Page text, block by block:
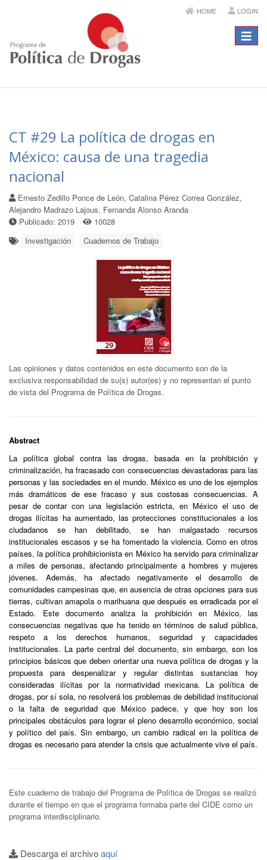
HOME LOGIN
Menú
CT #29 La política de drogas en
México: causa de una tragedia
nacional
Ernesto Zedillo Ponce de León, Catalina Pérez Correa González,
Alejandro Madrazo Lajous, Fernanda Alonso Aranda
Publicado: 2019
10028
Investigación
Cuadernos de Trabajo
Las opiniones y datos contenidos en este documento son de la
exclusiva responsabilidad de su(s) autor(es) y no representan el punto
de vista del Programa de Política de Drogas.
Abstract
La política global contra las drogas, basada en la prohibición y
criminalización, ha fracasado con consecuencias devastadoras para las
personas y las sociedades en el mundo. México es uno de los ejemplos
más dramáticos de ese fracaso y sus costosas consecuencias. A
pesar de contar con una legislación estricta, en México el uso de
drogas ilícitas ha aumentado, las protecciones constitucionales a los
ciudadanos se han debilitado, se han malgastado recursos
institucionales escasos y se ha fomentado la violencia. Como en otros
países, la política prohibicionista en México ha servido para criminalizar
a miles de personas, afectando principalmente a hombres y mujeres
jóvenes. Además, ha afectado negativamente el desarrollo de
comunidades campesinas que, en ausencia de otras opciones para sus
tierras, cultivan amapola o marihuana que después es erradicada por el
Estado. Este documento analiza la prohibición en México, las
consecuencias negativas que ha tenido en términos de salud pública,
respeto a los derechos humanos, seguridad y capacidades
institucionales. La parte central del documento, sin embargo, son los
principios básicos que deben orientar una nueva política de drogas y la
propuesta para despenalizar y regular distintas sustancias hoy
consideradas ilícitas por la normatividad mexicana. La política de
drogas, por sí sola, no resolverá los problemas de debilidad institucional
o la falta de seguridad que México padece, y que hoy son los
principales obstáculos para lograr el pleno desarrollo económico, social
y político del país. Sin embargo, un cambio radical en la política de
drogas es necesario para atender la crisis que actualmente vive el país.
Este cuaderno de trabajo del Programa de Política de Drogas se realizó
durante el tiempo en que el programa formaba parte del CIDE como un
programa interdisciplinario.
Descarga el archivoaquí